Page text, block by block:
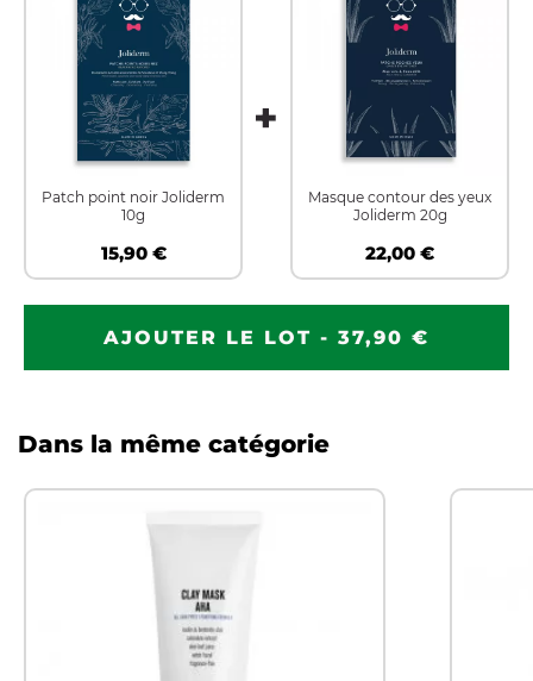
Patch point noir Joliderm
10g
15,90 €
Masque contour des yeux
Joliderm 20g
22,00 €
AJOUTER LE LOT - 37,90 €
Dans la même catégorie